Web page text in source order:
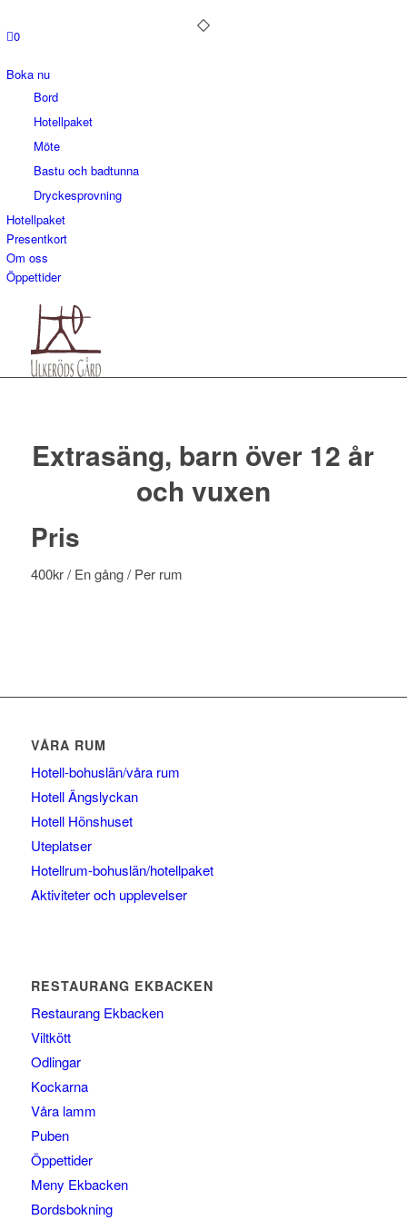
0
Boka nu
Bord
Hotellpaket
Möte
Bastu och badtunna
Dryckesprovning
Hotellpaket
Presentkort
Om oss
Öppettider
Extrasäng, barn över 12 år
och vuxen
Pris
400kr/ En gång/ Per rum
VÅRA RUM
Hotell-bohuslän/våra rum
Hotell Ängslyckan
Hotell Hönshuset
Uteplatser
Hotellrum-bohuslän/hotellpaket
Aktiviteter och upplevelser
RESTAURANG EKBACKEN
Restaurang Ekbacken
Viltkött
Odlingar
Kockarna
Våra lamm
Puben
Öppettider
Meny Ekbacken
Bordsbokning